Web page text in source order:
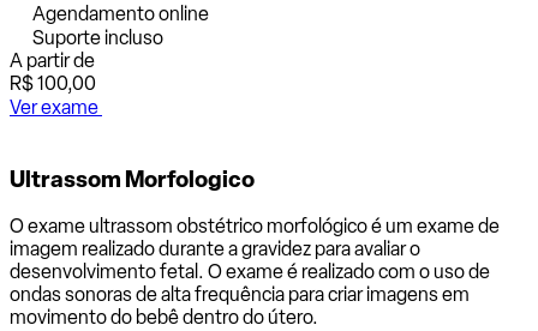
Agendamento online
Suporte incluso
A partir de
R$ 100,00
Ver exame
Ultrassom Morfologico
O exame ultrassom obstétrico morfológico é um exame de
imagem realizado durante a gravidez para avaliar o
desenvolvimento fetal. O exame é realizado com o uso de
ondas sonoras de alta frequência para criar imagens em
movimento do bebê dentro do útero.